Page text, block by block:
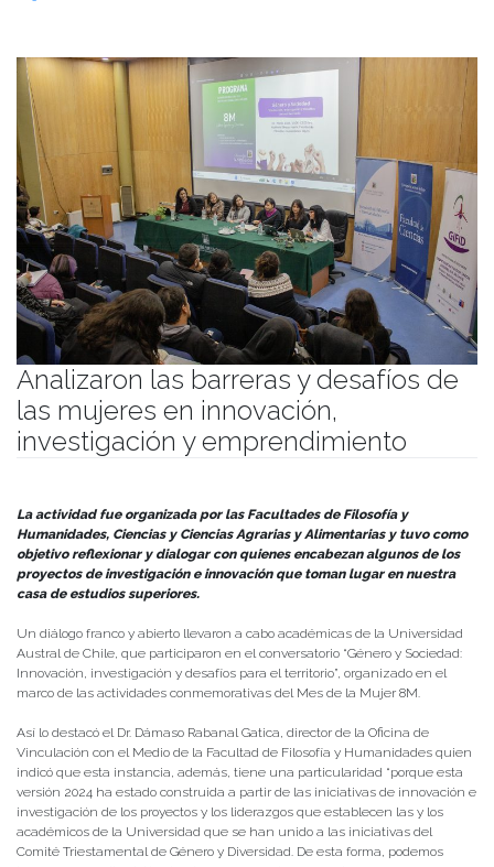
Analizaron las barreras y desafíos de
las mujeres en innovación,
investigación y emprendimiento
La actividad fue organizada por las Facultades de Filosofía y
Humanidades, Ciencias y Ciencias Agrarias y Alimentarias y tuvo como
objetivo reflexionar y dialogar con quienes encabezan algunos de los
proyectos de investigación e innovación que toman lugar en nuestra
casa de estudios superiores.
Un diálogo franco y abierto llevaron a cabo académicas de la Universidad
Austral de Chile, que participaron en el conversatorio “Género y Sociedad:
Innovación, investigación y desafíos para el territorio”, organizado en el
marco de las actividades conmemorativas del Mes de la Mujer 8M.
Así lo destacó el Dr. Dámaso Rabanal Gatica, director de la Oficina de
Vinculación con el Medio de la Facultad de Filosofía y Humanidades quien
indicó que esta instancia, además, tiene una particularidad “porque esta
versión 2024 ha estado construida a partir de las iniciativas de innovación e
investigación de los proyectos y los liderazgos que establecen las y los
académicos de la Universidad que se han unido a las iniciativas del
Comité Triestamental de Género y Diversidad. De esta forma, podemos